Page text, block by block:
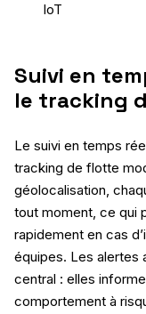
IoT
Suivi en
le tracking
Le suivi en temps
tracking de flotte
géolocalisation,
tout moment, ce qui
rapidement en cas
équipes. Les alertes
central : elles
comportement à